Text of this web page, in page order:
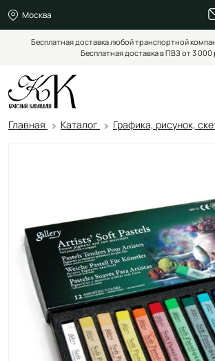
Москва
Бесплатная доставка любой транспортной
Бесплатная доставка в ПВЗ от 3 000
Главная Каталог Графика, рисунок,